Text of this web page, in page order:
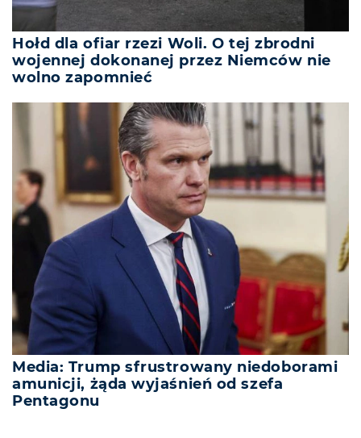
Hołd dla ofiar rzezi Woli. O tej zbrodni
wojennej dokonanej przez Niemców nie
wolno zapomnieć
Media: Trump sfrustrowany niedoborami
amunicji, żąda wyjaśnień od szefa
Pentagonu